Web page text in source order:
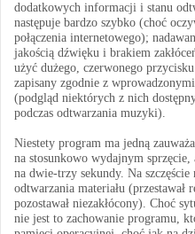
dodatkowych informacji i stanu
następuje bardzo szybko (choć
połączenia internetowego);
jakością dźwięku i brakiem
użyć dużego, czerwonego
zapisany zgodnie z
(podgląd niektórych z nich
podczas odtwarzania muzyki).
Niestety program ma jedną
na stosunkowo wydajnym sprzęcie,
na dwie-trzy sekundy. Na szczęście
odtwarzania materiału
pozostawał niezakłócony). Choć
nie jest to zachowanie programu,